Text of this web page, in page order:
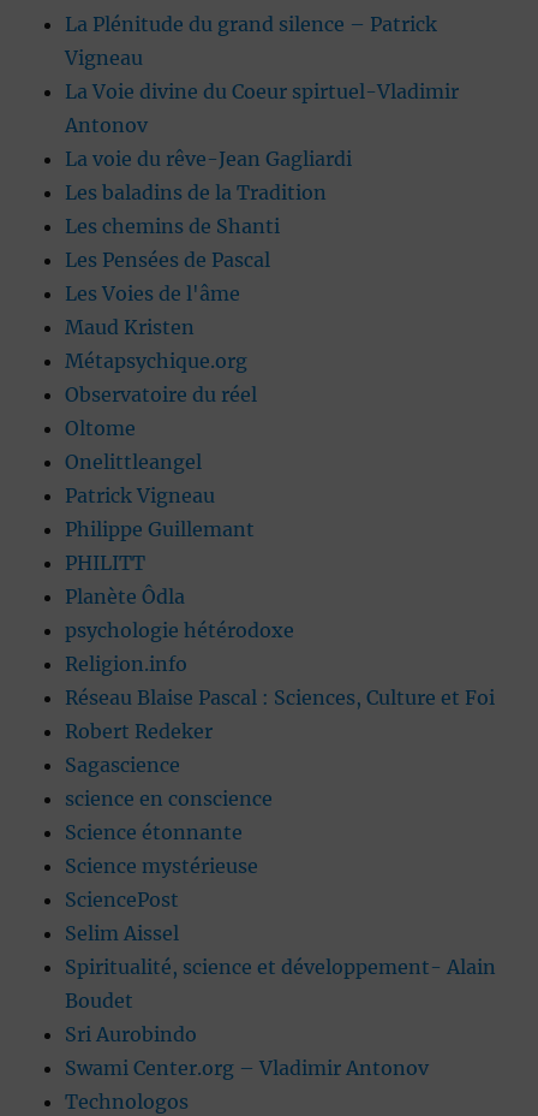
La Plénitude du grand silence – Patrick
Vigneau
La Voie divine du Coeur spirtuel-Vladimir
Antonov
La voie du rêve-Jean Gagliardi
Les baladins de la Tradition
Les chemins de Shanti
Les Pensées de Pascal
Les Voies de l'âme
Maud Kristen
Métapsychique.org
Observatoire du réel
Oltome
Onelittleangel
Patrick Vigneau
Philippe Guillemant
PHILITT
Planète Ôdla
psychologie hétérodoxe
Religion.info
Réseau Blaise Pascal : Sciences, Culture et Foi
Robert Redeker
Sagascience
science en conscience
Science étonnante
Science mystérieuse
SciencePost
Selim Aissel
Spiritualité, science et développement- Alain
Boudet
Sri Aurobindo
Swami Center.org – Vladimir Antonov
Technologos